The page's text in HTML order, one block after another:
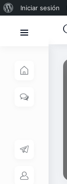
Iniciar sesión